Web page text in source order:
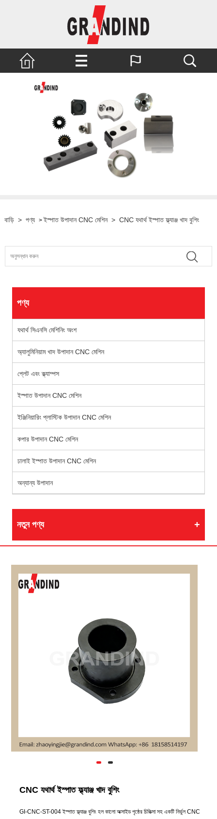
বাড়ি > পণ্য > ইস্পাত উপাদান CNC মেশিন > CNC যথার্থ ইস্পাত ফ্ল্যাঞ্জ খাদ বুশিং
পণ্য
যথার্থ সিএনসি মেশিনিং অংশ
অ্যালুমিনিয়াম খাদ উপাদান CNC মেশিন
প্লেট এবং ক্ল্যাম্পস
ইস্পাত উপাদান CNC মেশিন
ইঞ্জিনিয়ারিং প্লাস্টিক উপাদান CNC মেশিন
কপার উপাদান CNC মেশিন
ঢালাই ইস্পাত উপাদান CNC মেশিন
অন্যান্য উপাদান
নতুন পণ্য
CNC যথার্থ ইস্পাত ফ্ল্যাঞ্জ খাদ বুশিং
GI-CNC-ST-004 ইস্পাত ফ্ল্যাঞ্জ বুশিং হল কালো অক্সাইড পৃষ্ঠের চিকিত্সা সহ একটি নির্ভুল CNC